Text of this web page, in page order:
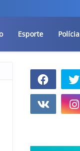
Esporte Polícia